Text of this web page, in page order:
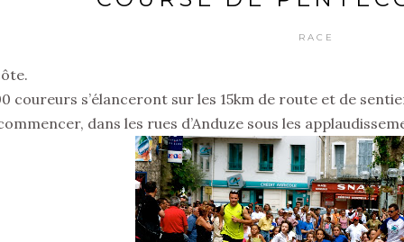
RACE
coureurs s’élanceront sur les 15km de route et de
dans les rues d’Anduze sous les